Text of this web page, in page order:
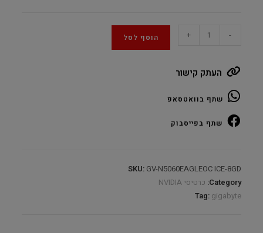
Gigabyte
EAGLE
ICE
8GB
GDDR7
-
+ הוסף לסל
העתק קישור
שתף בוואטסאפ
שתף בפייסבוק
SKU: GV-N5060EAGLEOC ICE-8GD
Category: כרטיסי NVIDIA
Tag: gigabyte